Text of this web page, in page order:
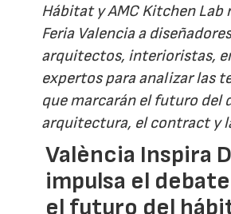
Hábitat y AMC Kitchen Lab
Feria Valencia a
arquitectos, interioristas,
expertos para analizar las
que marcarán el futuro del
arquitectura, el contract y
València Inspira
impulsa el
el futuro del